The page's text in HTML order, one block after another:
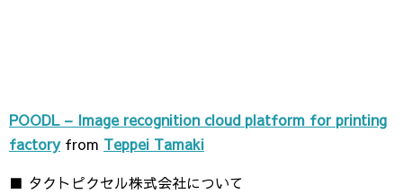
POODL – Image recognition cloud platform for printing
factory from Teppei Tamaki
■ タクトピクセル株式会社について